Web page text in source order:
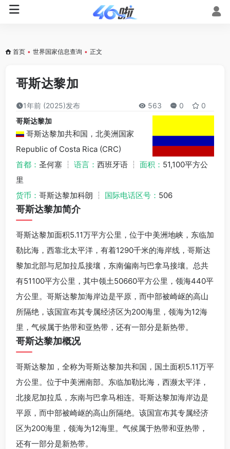
首页 • 世界国家信息查询 • 正文
哥斯达黎加
1年前 (2025)发布 563 0
0
哥斯达黎加
哥斯达黎加共和国，北美洲国家
Republic of Costa Rica (CRC)
首都： 圣何塞 ┆ 语言： 西班牙语 ┆ 面积： 51,100平方公
里
货币： 哥斯达黎加科朗 ┆ 国际电话区号： 506
哥斯达黎加简介
哥斯达黎加面积5.11万平方公里，位于中美洲地峡，东临加
勒比海，西靠北太平洋，有着1290千米的海岸线，哥斯达
黎加北部与尼加拉瓜接壤，东南偏南与巴拿马接壤。总共
有51100平方公里，其中领土50660平方公里，领海440平
方公里。哥斯达黎加海岸边是平原，而中部被崎岖的高山
所隔绝，该国宣布其专属经济区为200海里，领海为12海
里，气候属于热带和亚热带，还有一部分是新热带。
哥斯达黎加概况
哥斯达黎加，全称为哥斯达黎加共和国，国土面积5.11万平
方公里。位于中美洲南部。东临加勒比海，西濒太平洋，
北接尼加拉瓜，东南与巴拿马相连。哥斯达黎加海岸边是
平原，而中部被崎岖的高山所隔绝。该国宣布其专属经济
区为200海里，领海为12海里。气候属于热带和亚热带，
还有一部分是新热带。